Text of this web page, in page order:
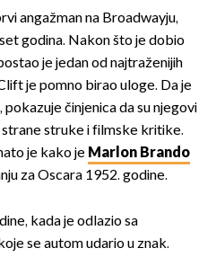
angažman na Broadwayju,
godina. Nakon što je dobio
je jedan od najtraženijih
je pomno birao uloge. Da je
činjenica da su njegovi
struke i filmske kritike.
je kako je Marlon Brando
za Oscara 1952. godine.
kada je odlazio sa
se autom udario u znak.